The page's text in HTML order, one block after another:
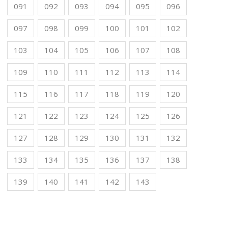
091 092 093 094 095 096
097 098 099 100 101 102
103 104 105 106 107 108
109 110 111 112 113 114
115 116 117 118 119 120
121 122 123 124 125 126
127 128 129 130 131 132
133 134 135 136 137 138
139 140 141 142 143